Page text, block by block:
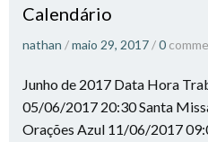
Calendário
nathan /maio 29, 2017 /0
Junho de 2017 Data Hora
05/06/2017 20:30 Santa
Orações Azul 11/06/2017